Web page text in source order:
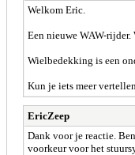
Welkom Eric.
Een nieuwe WAW-
Wielbedekking is een
Kun je iets meer
EricZeep
Dank voor je reactie.
voorkeur voor het